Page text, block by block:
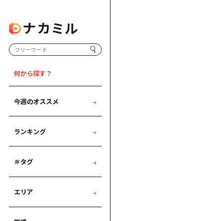
何から探す？
今週のオススメ
ランキング
＃タグ
エリア